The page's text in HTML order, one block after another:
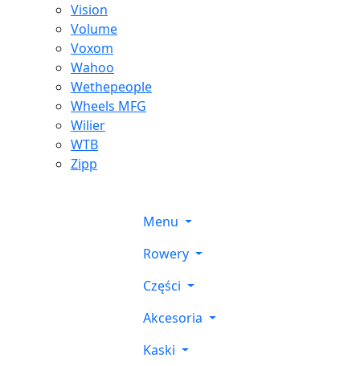
Vision
Volume
Voxom
Wahoo
Wethepeople
Wheels MFG
Wilier
WTB
Zipp
Menu
Rowery
Części
Akcesoria
Kaski